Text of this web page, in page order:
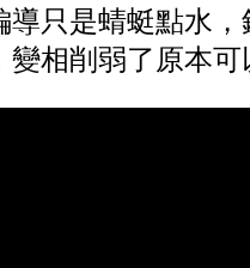
只是蜻蜓點水
相削弱了原本可